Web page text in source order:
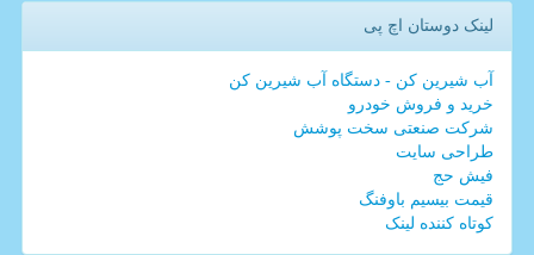
لینک دوستان اچ پی
آب شیرین کن - دستگاه آب شیرین کن
خرید و فروش خودرو
شرکت صنعتی سخت پوشش
طراحی سایت
فیش حج
قیمت بیسیم باوفنگ
کوتاه کننده لینک